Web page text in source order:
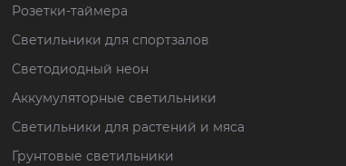
Розетки-таймера
Светильники для спортзалов
Светодиодный неон
Аккумуляторные светильники
Светильники для растений и мяса
Грунтовые светильники